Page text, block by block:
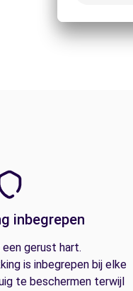
inbegrepen
gerust hart.
is inbegrepen bij elke
te beschermen terwijl